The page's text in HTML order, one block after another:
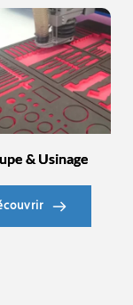
& Usinage